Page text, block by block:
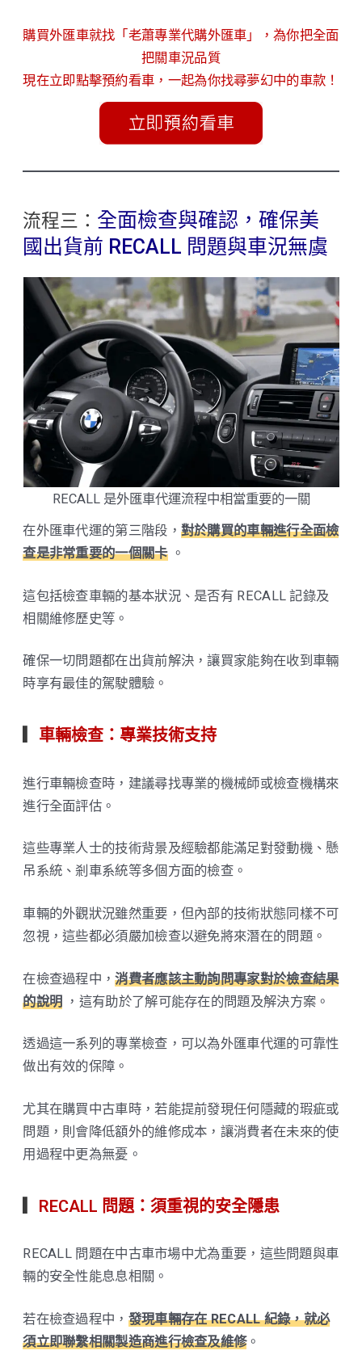
購買外匯車就找「老蕭專業代購外匯車」，為你把全面
把關車況品質
現在立即點擊預約看車，一起為你找尋夢幻中的車款！
流程三： 全面檢查與確認，確保美
國出貨前 RECALL 問題與車況無虞
RECALL 是外匯車代運流程中相當重要的一關
在外匯車代運的第三階段， 對於購買的車輛進行全面檢
查是非常重要的一個關卡。
這包括檢查車輛的基本狀況、是否有 RECALL 記錄及
相關維修歷史等。
確保一切問題都在出貨前解決，讓買家能夠在收到車輛
時享有最佳的駕駛體驗。
車輛檢查：專業技術支持
進行車輛檢查時，建議尋找專業的機械師或檢查機構來
進行全面評估。
這些專業人士的技術背景及經驗都能滿足對發動機、懸
吊系統、剎車系統等多個方面的檢查。
車輛的外觀狀況雖然重要，但內部的技術狀態同樣不可
忽視，這些都必須嚴加檢查以避免將來潛在的問題。
在檢查過程中，消費者應該主動詢問專家對於檢查結果
的說明
，這有助於了解可能存在的問題及解決方案。
透過這一系列的專業檢查，可以為外匯車代運的可靠性
做出有效的保障。
尤其在購買中古車時，若能提前發現任何隱藏的瑕疵或
問題，則會降低額外的維修成本，讓消費者在未來的使
用過程中更為無憂。
RECALL 問題：須重視的安全隱患
RECALL 問題在中古車市場中尤為重要，這些問題與車
輛的安全性能息息相關。
若在檢查過程中， 發現車輛存在 RECALL 紀錄，就必
須立即聯繫相關製造商進行檢查及維修。